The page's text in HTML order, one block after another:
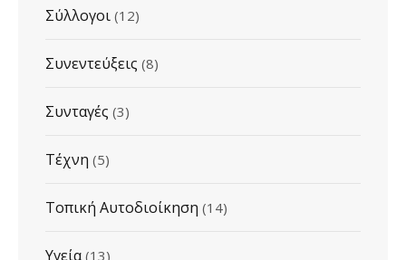
Σύλλογοι (12)
Συνεντεύξεις (8)
Συνταγές (3)
Τέχνη (5)
Τοπική Αυτοδιοίκηση (14)
Υγεία (13)